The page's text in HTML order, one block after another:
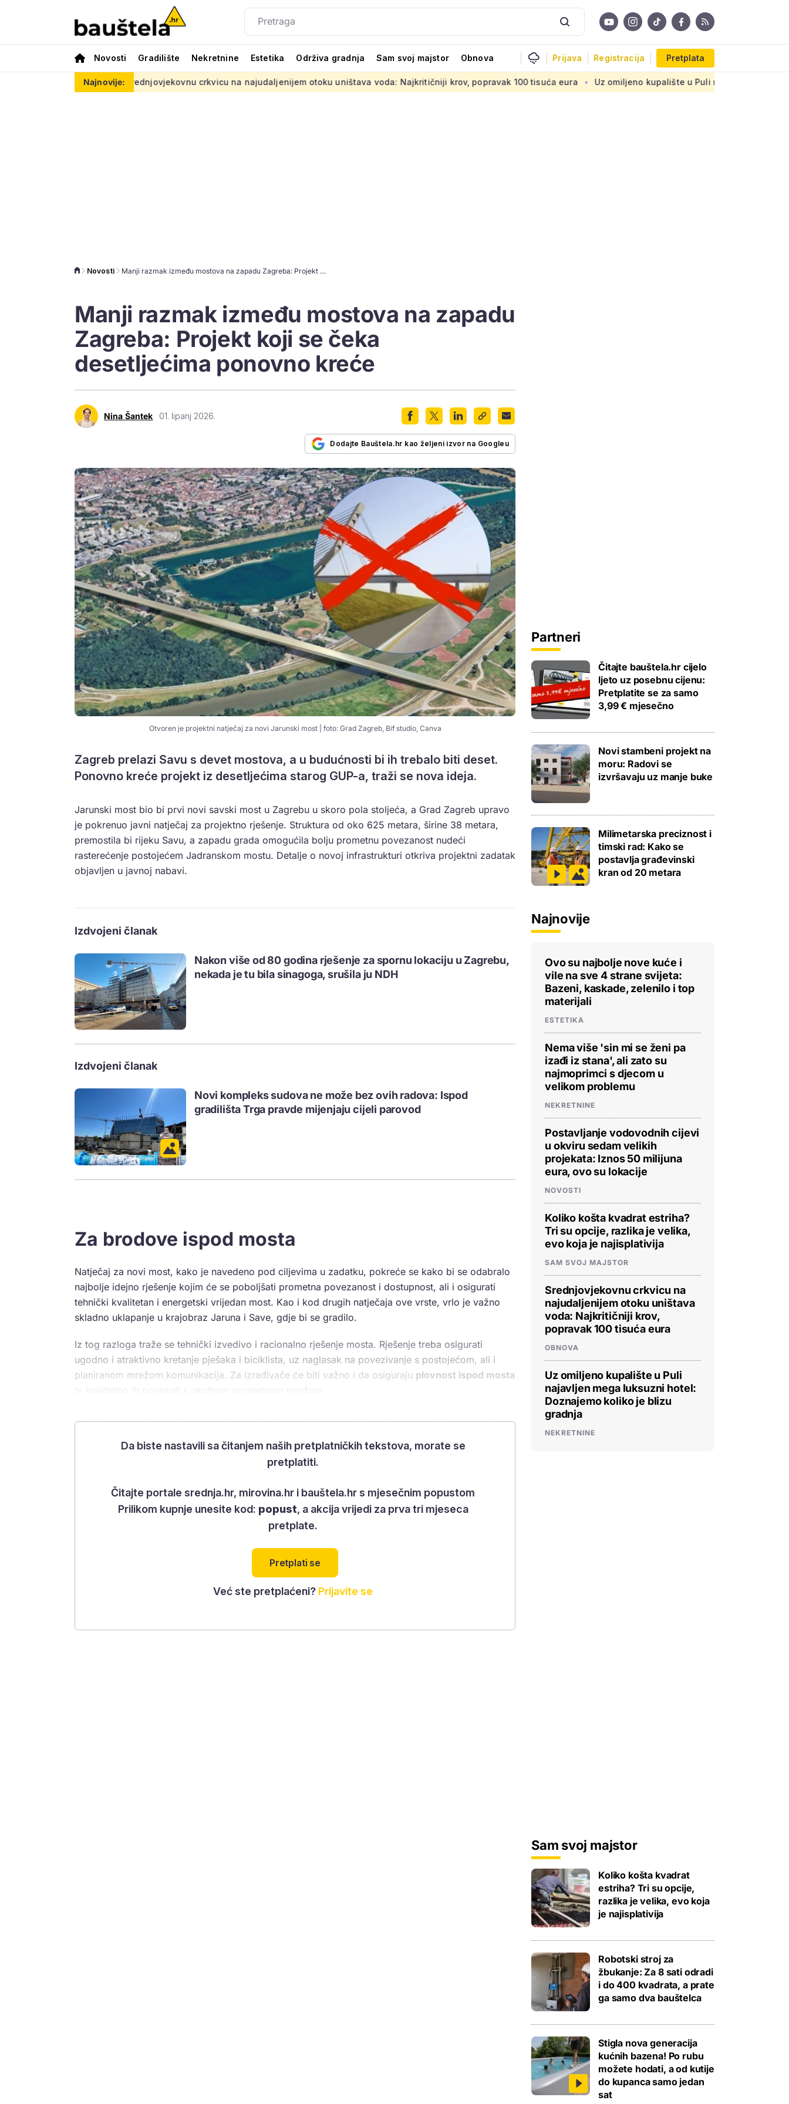
Novosti Gradilište Nekretnine Estetika Održiva gradnja Sam svoj majstor Obnova Prijava Registracija Pretplata
Najnovije:
Srednjovjekovnu crkvicu na najudaljenijem otoku uništava voda: Najkritičniji krov, popravak 100 tisuća eura Uz omiljeno kupalište u Puli najavljen mega luksuzni hotel:
Novosti Manji razmak između mostova na zapadu Zagreba: Projekt koji se čeka desetljećima ponovno kreće
Manji razmak između mostova na zapadu
Zagreba: Projekt koji se čeka
desetljećima ponovno kreće
Nina Šantek 01. lipanj 2026.
Dodajte Bauštela.hr kao željeni izvor na Googleu
Otvoren je projektni natječaj za novi Jarunski most | foto: Grad Zagreb, Bif studio, Canva
Zagreb prelazi Savu s devet mostova, a u budućnosti bi ih trebalo biti deset.
Ponovno kreće projekt iz desetljećima starog GUP-a, traži se nova ideja.
Jarunski most bio bi prvi novi savski most u Zagrebu u skoro pola stoljeća, a Grad Zagreb upravo
je pokrenuo javni natječaj za projektno rješenje. Struktura od oko 625 metara, širine 38 metara,
premostila bi rijeku Savu, a zapadu grada omogućila bolju prometnu povezanost nudeći
rasterećenje postojećem Jadranskom mostu. Detalje o novoj infrastrukturi otkriva projektni zadatak
objavljen u javnoj nabavi.
Izdvojeni članak
Nakon više od 80 godina rješenje za spornu lokaciju u Zagrebu,
nekada je tu bila sinagoga, srušila ju NDH
Izdvojeni članak
Novi kompleks sudova ne može bez ovih radova: Ispod
gradilišta Trga pravde mijenjaju cijeli parovod
Za brodove ispod mosta
Natječaj za novi most, kako je navedeno pod ciljevima u zadatku, pokreće se kako bi se odabralo
najbolje idejno rješenje kojim će se poboljšati prometna povezanost i dostupnost, ali i osigurati
tehnički kvalitetan i energetski vrijedan most. Kao i kod drugih natječaja ove vrste, vrlo je važno
skladno uklapanje u krajobraz Jaruna i Save, gdje bi se gradilo.
Iz tog razloga traže se tehnički izvedivo i racionalno rješenje mosta. Rješenje treba osigurati
ugodno i atraktivno kretanje pješaka i biciklista, uz naglasak na povezivanje s postojećom, ali i
planiranom mrežom komunikacija. Za izrađivače će biti važno i da osiguraju plovnost ispod mosta
Da biste nastavili sa čitanjem naših pretplatničkih tekstova, morate se
pretplatiti.
Čitajte portale srednja.hr, mirovina.hr i bauštela.hr s mjesečnim popustom
Prilikom kupnje unesite kod: popust, a akcija vrijedi za prva tri mjeseca
pretplate.
Pretplati se
Već ste pretplaćeni? Prijavite se
Partneri
Čitajte bauštela.hr cijelo
ljeto uz posebnu cijenu:
Pretplatite se za samo
3,99 € mjesečno
Novi stambeni projekt na
moru: Radovi se
izvršavaju uz manje buke
Milimetarska preciznost i
timski rad: Kako se
postavlja građevinski
kran od 20 metara
Najnovije
Ovo su najbolje nove kuće i
vile na sve 4 strane svijeta:
Bazeni, kaskade, zelenilo i top
materijali
ESTETIKA
Nema više 'sin mi se ženi pa
izađi iz stana', ali zato su
najmoprimci s djecom u
velikom problemu
NEKRETNINE
Postavljanje vodovodnih cijevi
u okviru sedam velikih
projekata: Iznos 50 milijuna
eura, ovo su lokacije
NOVOSTI
Koliko košta kvadrat estriha?
Tri su opcije, razlika je velika,
evo koja je najisplativija
SAM SVOJ MAJSTOR
Srednjovjekovnu crkvicu na
najudaljenijem otoku uništava
voda: Najkritičniji krov,
popravak 100 tisuća eura
OBNOVA
Uz omiljeno kupalište u Puli
najavljen mega luksuzni hotel:
Doznajemo koliko je blizu
gradnja
NEKRETNINE
Sam svoj majstor
Koliko košta kvadrat
estriha? Tri su opcije,
razlika je velika, evo koja
je najisplativija
Robotski stroj za
žbukanje: Za 8 sati odradi
i do 400 kvadrata, a prate
ga samo dva bauštelca
Stigla nova generacija
kućnih bazena! Po rubu
možete hodati, a od kutije
do kupanca samo jedan
sat